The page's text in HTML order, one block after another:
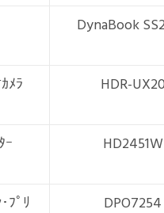
DynaBook
ﾒﾗ HDR-
ｰ HD2451W
ﾌﾟﾘ DPO7254